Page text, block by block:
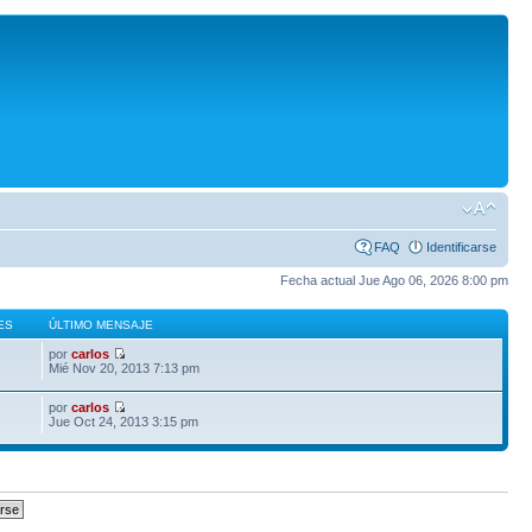
FAQ Identificarse
Fecha actual Jue Ago 06, 2026 8:00 pm
ÚLTIMO MENSAJE
porcarlos
Mié Nov 20, 2013 7:13 pm
porcarlos
Jue Oct 24, 2013 3:15 pm